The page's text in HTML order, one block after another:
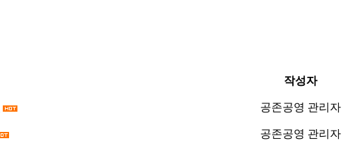
작성자
공존공영 관리자
공존공영 관리자